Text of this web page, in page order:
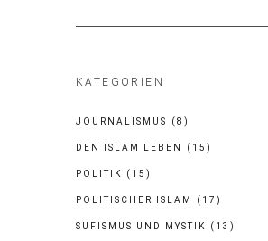
KATEGORIEN
JOURNALISMUS (8)
DEN ISLAM LEBEN (15)
POLITIK (15)
POLITISCHER ISLAM (17)
SUFISMUS UND MYSTIK (13)